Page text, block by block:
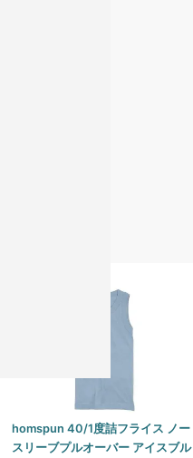
homspun 40/1度詰フライス ノー
スリーブプルオーバー アイスブル